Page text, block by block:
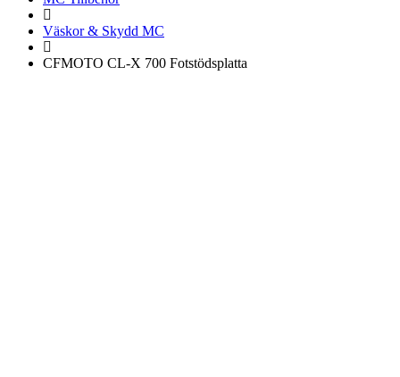
Väskor & Skydd MC
CFMOTO CL-X 700 Fotstödsplatta